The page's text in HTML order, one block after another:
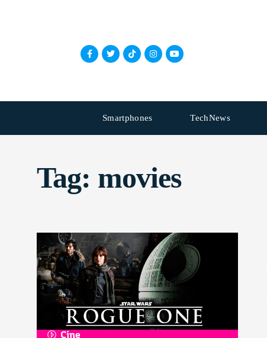
Smartphones TechNews
Tag: movies